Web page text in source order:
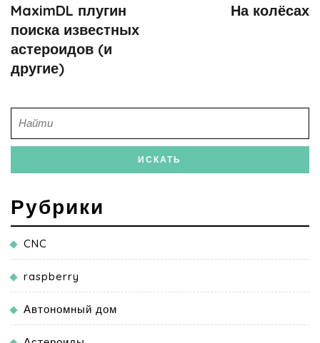
MaximDL плугин
поиска известных
астероидов (и
другие)
На колёсах
Рубрики
CNC
raspberry
Автономный дом